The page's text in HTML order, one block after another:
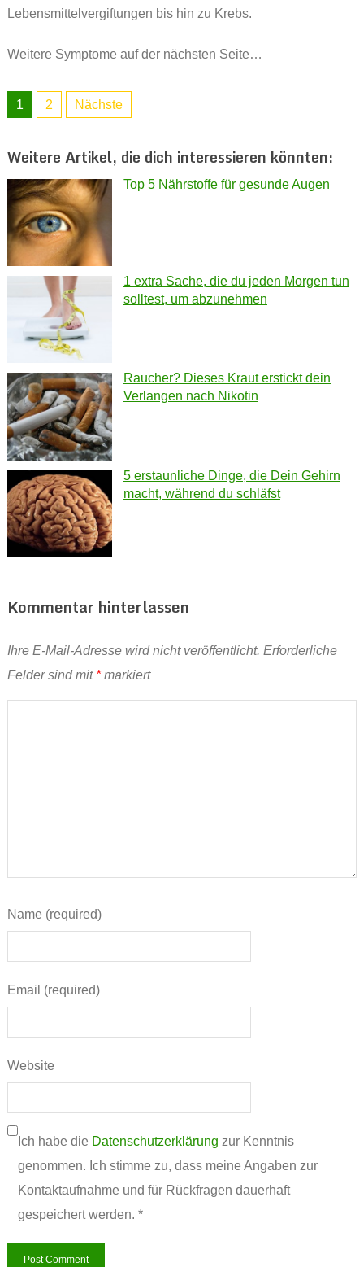
Lebensmittelvergiftungen bis hin zu Krebs.
Weitere Symptome auf der nächsten Seite…
1 2 Nächste
Weitere Artikel, die dich interessieren könnten:
Top 5 Nährstoffe für gesunde Augen
1 extra Sache, die du jeden Morgen tun
solltest, um abzunehmen
Raucher? Dieses Kraut erstickt dein
Verlangen nach Nikotin
5 erstaunliche Dinge, die Dein Gehirn
macht, während du schläfst
Kommentar hinterlassen
Ihre E-Mail-Adresse wird nicht veröffentlicht. Erforderliche
Felder sind mit *markiert
Name (required)
Email (required)
Website
Ich habe die Datenschutzerklärung zur Kenntnis
genommen. Ich stimme zu, dass meine Angaben zur
Kontaktaufnahme und für Rückfragen dauerhaft
gespeichert werden. *